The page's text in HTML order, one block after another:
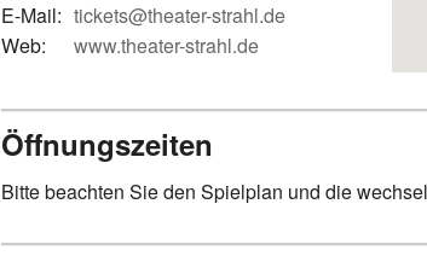
E-Mail: tickets@theater-strahl.de
Web:
www.theater-strahl.de
Öffnungszeiten
Bitte beachten Sie den Spielplan und die